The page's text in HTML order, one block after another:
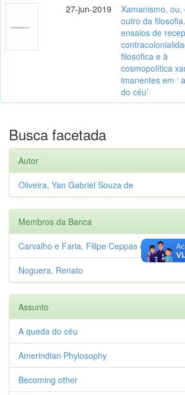
27-jun-2019
Xamanismo, ou,
outro da filosofia.
ensaios de
filosófica e à
cosmopolítica
imanentes em ‘
do céu’
Busca facetada
Autor
Oliveira, Yan Gabriel Souza de
Membros da Banca
Carvalho e Faria, Filipe Ceppas de
Noguera, Renato
Assunto
A queda do céu
Amerindian Phylosophy
Becoming other